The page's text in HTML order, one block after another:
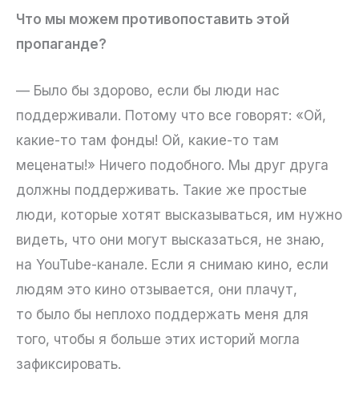
Что мы можем противопоставить этой
пропаганде?
— Было бы здорово, если бы люди нас
поддерживали. Потому что все говорят: «Ой,
какие-то там фонды! Ой, какие-то там
меценаты!» Ничего подобного. Мы друг друга
должны поддерживать. Такие же простые
люди, которые хотят высказываться, им нужно
видеть, что они могут высказаться, не знаю,
на YouTube-канале. Если я снимаю кино, если
людям это кино отзывается, они плачут,
то было бы неплохо поддержать меня для
того, чтобы я больше этих историй могла
зафиксировать.